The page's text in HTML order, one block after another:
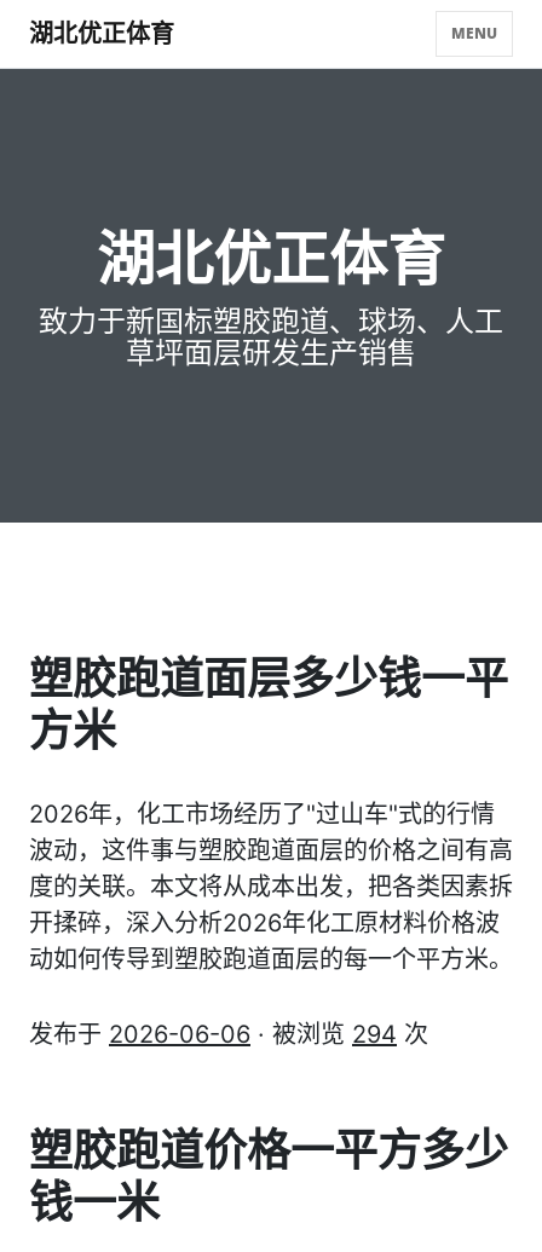
湖北优正体育 MENU
湖北优正体育
致力于新国标塑胶跑道、球场、人工
草坪面层研发生产销售
塑胶跑道面层多少钱一平
方米
2026年，化工市场经历了"过山车"式的行情
波动，这件事与塑胶跑道面层的价格之间有高
度的关联。本文将从成本出发，把各类因素拆
开揉碎，深入分析2026年化工原材料价格波
动如何传导到塑胶跑道面层的每一个平方米。
发布于 2026-06-06 · 被浏览 294 次
塑胶跑道价格一平方多少
钱一米